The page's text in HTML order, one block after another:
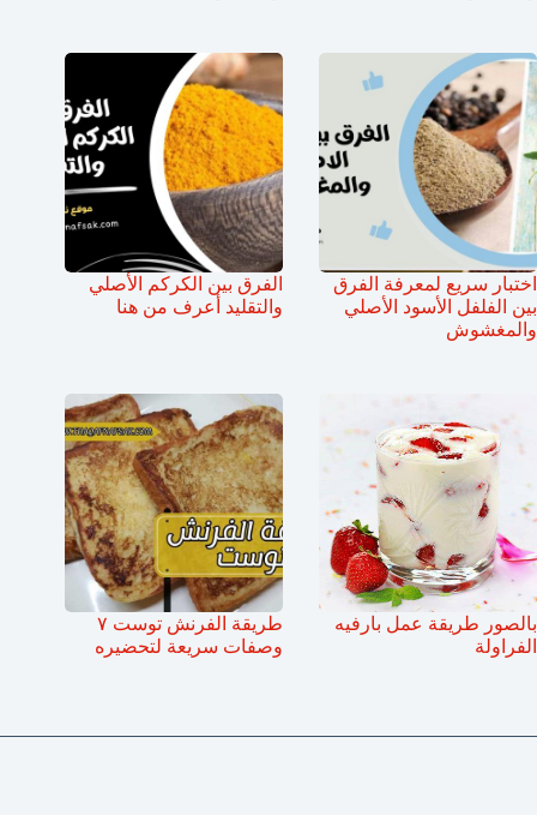
اختبار سريع لمعرفة الفرق
بين الفلفل الأسود الأصلي
والمغشوش
الفرق بين الكركم الأصلي
والتقليد أعرف من هنا
بالصور طريقة عمل بارفيه
الفراولة
طريقة الفرنش توست ٧
وصفات سريعة لتحضيره